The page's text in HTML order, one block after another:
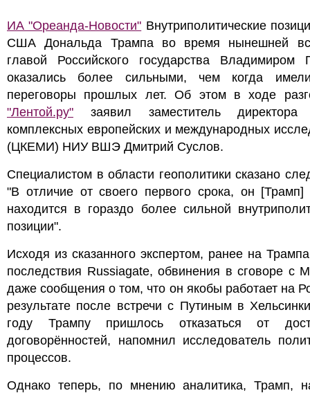
ИА "Ореанда-Новости" Внутриполитические
США Дональда Трампа во время нынешней
главой Российского государства Владимиром
оказались более сильными, чем когда
переговоры прошлых лет. Об этом в ходе
"Лентой.ру" заявил заместитель директора
комплексных европейских и международных
(ЦКЕМИ) НИУ ВШЭ Дмитрий Суслов.
Специалистом в области геополитики сказано
"В отличие от своего первого срока, он [Трамп]
находится в гораздо более сильной
позиции".
Исходя из сказанного экспертом, ранее на
последствия Russiagate, обвинения в сговоре с
даже сообщения о том, что он якобы работает на
результате после встречи с Путиным в
году Трампу пришлось отказаться от
договорённостей, напомнил исследователь
процессов.
Однако теперь, по мнению аналитика, Трамп,